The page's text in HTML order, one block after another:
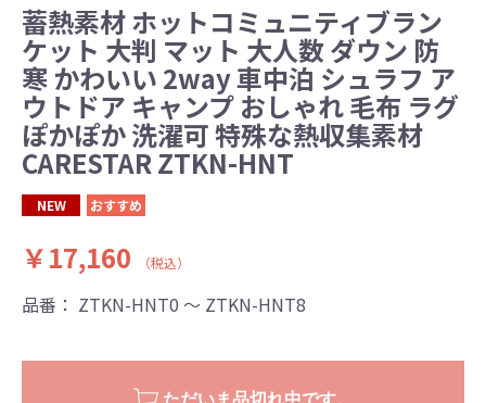
蓄熱素材 ホットコミュニティブラン
ケット 大判 マット 大人数 ダウン 防
寒 かわいい 2way 車中泊 シュラフ ア
ウトドア キャンプ おしゃれ 毛布 ラグ
ぽかぽか 洗濯可 特殊な熱収集素材
CARESTAR ZTKN-HNT
NEW おすすめ
￥17,160 （税込）
品番： ZTKN-HNT0 ～ ZTKN-HNT8
ただいま品切れ中です。